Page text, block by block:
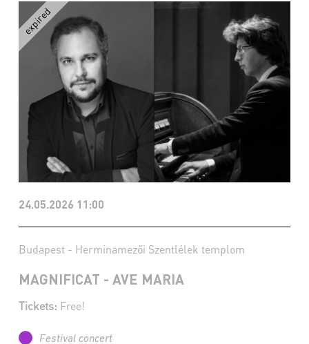
24.05.2026 11:00
Budapest - Herminamezői Szentlélek templom
MAGNIFICAT - AVE MARIA
Tickets: Free!
Festival concert